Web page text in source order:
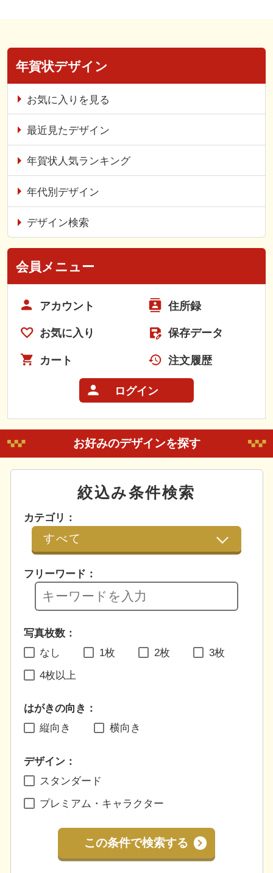
年賀状デザイン
お気に入りを見る
最近見たデザイン
年賀状人気ランキング
年代別デザイン
デザイン検索
会員メニュー
アカウント 住所録
お気に入り 保存データ
カート 注文履歴
ログイン
お好みのデザインを探す
絞込み条件検索
カテゴリ：
フリーワード：
写真枚数：
なし
1枚 2枚 3枚
4枚以上
はがきの向き：
縦向き
横向き
デザイン：
スタンダード
プレミアム・キャラクター
この条件で検索する